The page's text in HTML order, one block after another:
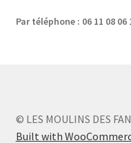
Par téléphone : 06 11 08 06
© LES MOULINS DES
Built with